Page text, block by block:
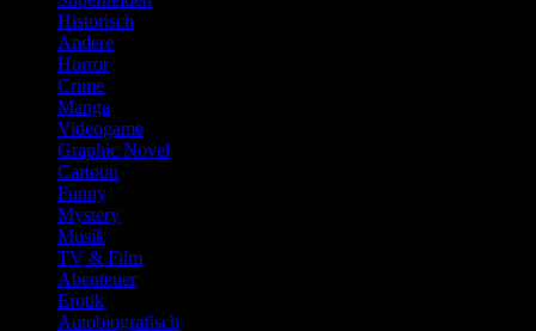
Historisch
Andere
Horror
Crime
Manga
Videogame
Graphic Novel
Cartoon
Funny
Mystery
Musik
TV & Film
Abenteuer
Erotik
Autobiografisch